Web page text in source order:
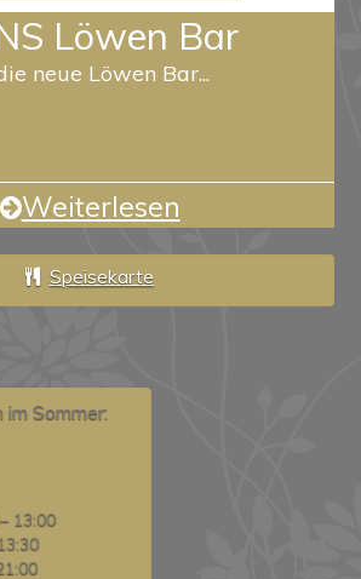
Löwen Bar
neue Löwen Bar...
Weiterlesen
Speisekarte
Sommer:
13:00